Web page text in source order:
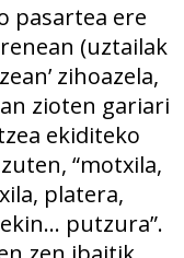
pasartea ere
(uztailak
zihoazela,
zioten gariari
ekiditeko
“motxila,
platera,
putzura”.